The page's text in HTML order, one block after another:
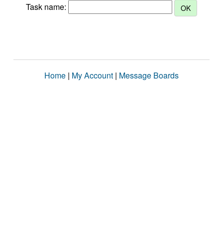
Task name:
Home | My Account | Message Boards